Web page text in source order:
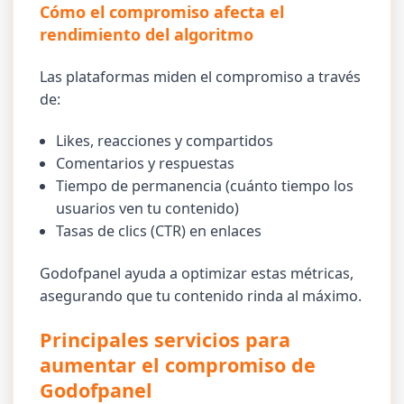
Cómo el compromiso afecta el
rendimiento del algoritmo
Las plataformas miden el compromiso a través
de:
Likes, reacciones y compartidos
Comentarios y respuestas
Tiempo de permanencia (cuánto tiempo los
usuarios ven tu contenido)
Tasas de clics (CTR) en enlaces
Godofpanel ayuda a optimizar estas métricas,
asegurando que tu contenido rinda al máximo.
Principales servicios para
aumentar el compromiso de
Godofpanel